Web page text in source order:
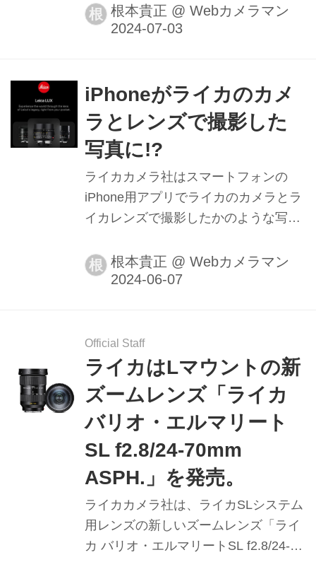
と発表した。
根 根本貴正 @ Webカメラマン
iPhoneがライカのカメ
ラとレンズで撮影した
写真に!?
ライカカメラ社はスマートフォンの
iPhone用アプリでライカのカメラとラ
イカレンズで撮影したかのような写真
た。初心者から上級者まで、スナップ
写真からアーティスティックな写真ま
根 根本貴正 @ Webカメラマン
Official Staff
ライカはLマウントの新
ズームレンズ「ライカ
バリオ・エルマリート
SL f2.8/24-70mm
ASPH.」を発売。
ライカカメラ社は、ライカSLシステム
用レンズの新しいズームレンズ「ライ
カ バリオ・エルマリートSL f2.8/24-